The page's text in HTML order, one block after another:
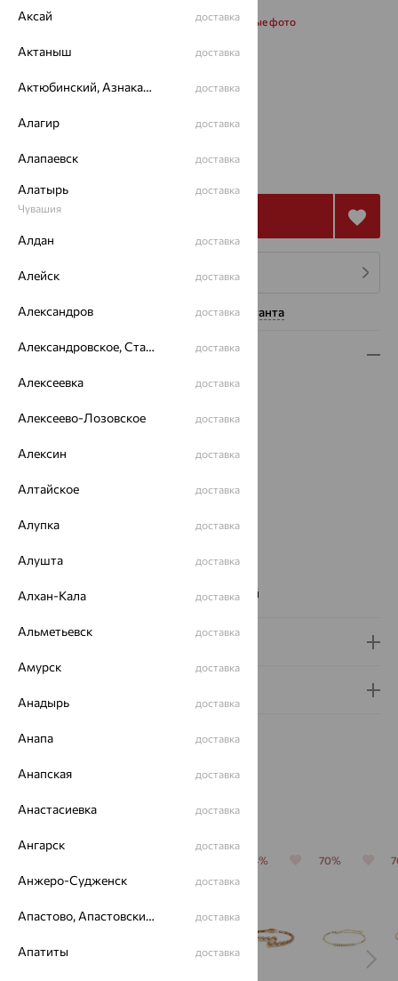
Запросить дополнительные фото
от 52 016 173 386
4 платежа по 13 004₽
Нужна помощь консультанта
Описание
Вид изделия:
Цвет металла:
Страна происхождения:
РОССИЯ
Бренд:SOKOLOV
Вес металла:
Наименование цвета вставки:
Бесцветный
Доставка и оплата
Похожие изделия
64% 70%
Аксай доставка
Актаныш доставка
Актюбинский, Азнакаевский район доставка
Алагир доставка
Алапаевск доставка
Алатырь
Чувашия
доставка
Алдан доставка
Алейск доставка
Александров доставка
Александровское, Ставропольский край доставка
Алексеевка доставка
Алексеево-Лозовское доставка
Алексин доставка
Алтайское доставка
Алупка доставка
Алушта доставка
Алхан-Кала доставка
Альметьевск доставка
Амурск доставка
Анадырь доставка
Анапа доставка
Анапская доставка
Анастасиевка доставка
Ангарск доставка
Анжеро-Судженск доставка
Апастово, Апастовский район доставка
Апатиты доставка